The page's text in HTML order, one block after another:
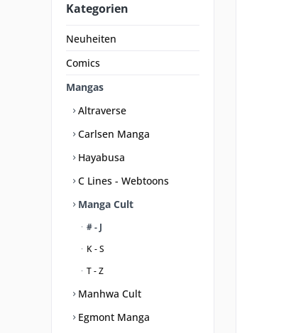
Kategorien
Neuheiten
Comics
Mangas
Altraverse
Carlsen Manga
Hayabusa
C Lines - Webtoons
Manga Cult
# - J
K - S
T - Z
Manhwa Cult
Egmont Manga